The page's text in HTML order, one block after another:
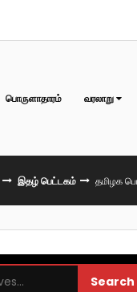
பொருளாதாரம் வரலாறு
இதழ் பெட்டகம் தமிழக
Search